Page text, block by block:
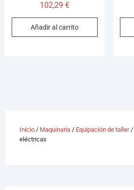
102,29 €
Añadir al carrito
Inicio/ Maquinaria/ Equipación de taller/
eléctricas